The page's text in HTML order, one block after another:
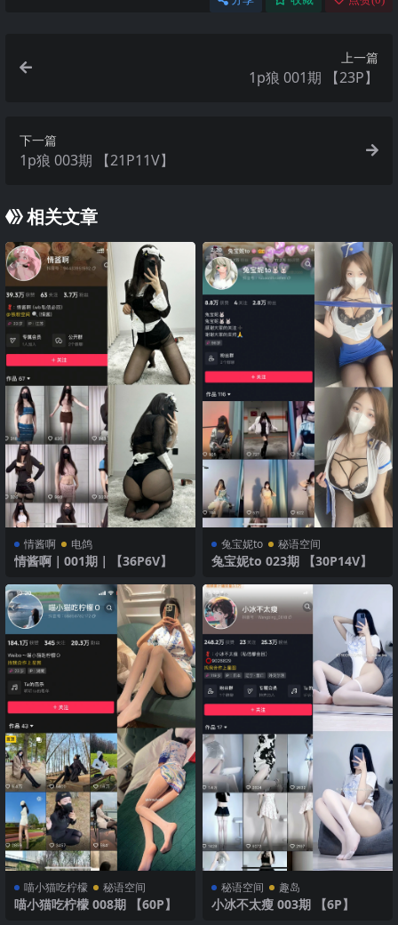
上一篇
1p狼 001期 【23P】
下一篇
1p狼 003期 【21P11V】
相关文章
情酱啊 电鸽
情酱啊｜001期｜【36P6V】
兔宝妮to 秘语空间
兔宝妮to 023期 【30P14V】
喵小猫吃柠檬 秘语空间
喵小猫吃柠檬 008期 【60P】
秘语空间 趣岛
小冰不太瘦 003期 【6P】